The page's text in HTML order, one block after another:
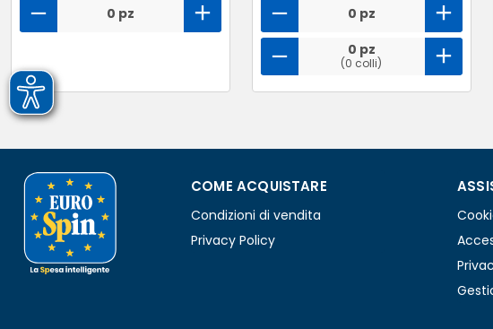
0 pz
0 pz
0 pz
(0 colli)
COME ACQUISTARE
Condizioni di vendita
Privacy Policy